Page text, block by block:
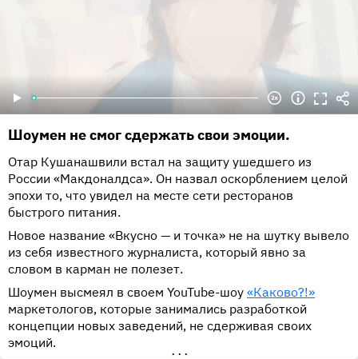
Шоумен не смог сдержать свои эмоции.
Отар Кушанашвили встал на защиту ушедшего из
России «Макдоналдса». Он назвал оскорблением целой
эпохи то, что увидел на месте сети ресторанов
быстрого питания.
Новое название «Вкусно — и точка» не на шутку вывело
из себя известного журналиста, который явно за
словом в карман не полезет.
Шоумен высмеял в своем YouTube-шоу «Каково?!»
маркетологов, которые занимались разработкой
концепции новых заведений, не сдерживая своих
эмоций.
•••